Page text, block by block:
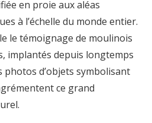
en proie aux aléas
à l’échelle du monde entier.
le témoignage de moulinois
implantés depuis longtemps
d’objets symbolisant
ce grand